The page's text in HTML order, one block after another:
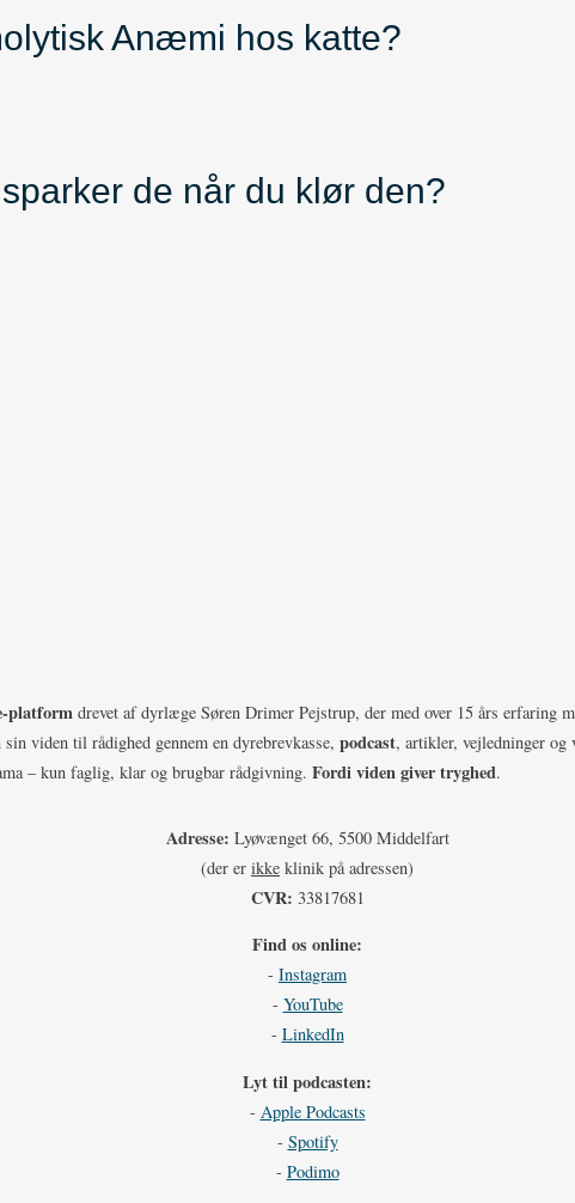
Anæmi hos katte?
de når du klør den?
platform drevet af dyrlæge Søren Drimer Pejstrup, der med over 15 års erfaring
viden til rådighed gennem en dyrebrevkasse, podcast, artikler, vejledninger og
– kun faglig, klar og brugbar rådgivning. Fordi viden giver tryghed.
Adresse: Lyøvænget 66, 5500 Middelfart
(der er ikke klinik på adressen)
CVR: 33817681
Find os online:
- Instagram
- YouTube
- LinkedIn
Lyt til podcasten:
- Apple Podcasts
- Spotify
- Podimo